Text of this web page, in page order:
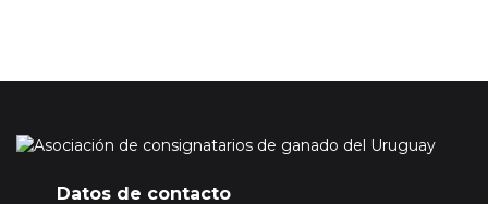
Datos de contacto